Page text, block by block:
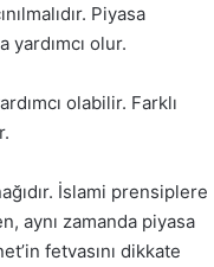
Piyasa
yardımcı olur.
olabilir. Farklı
İslami prensiplere
aynı zamanda piyasa
fetvasını dikkate